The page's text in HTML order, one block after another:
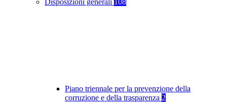
Disposizioni generali 108
Piano triennale per la prevenzione della
corruzione e della trasparenza 2